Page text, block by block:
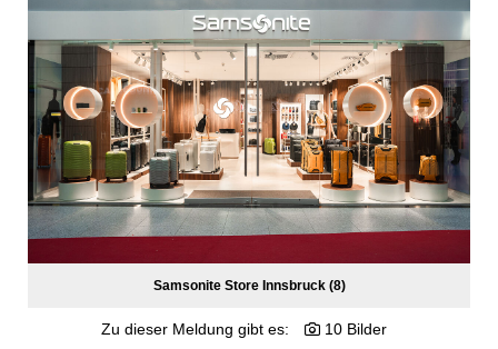
POSTSPORTVEREIN WIEN
MEDIA
PRESSEKONTAKT
Samsonite Store Innsbruck (8)
Zu dieser Meldung gibt es: 10 Bilder